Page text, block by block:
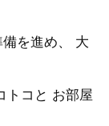
を進め、 大
トコと お部屋